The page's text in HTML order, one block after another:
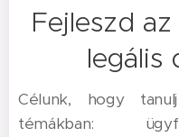
Fejleszd
legális
Célunk, hogy
témákban: